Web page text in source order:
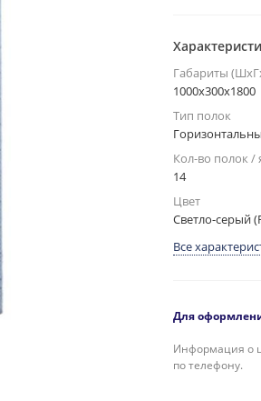
Габариты
1000x300x1800
Тип полок
Кол-во полок /
14
Цвет
Светло-серый
Все
Для
Информация о
по телефону.